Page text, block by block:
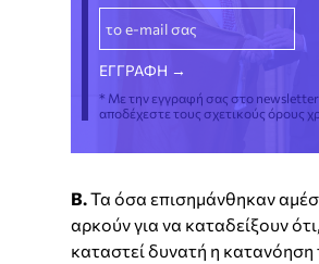
* Με την εγγραφή σας στο newsletter
αποδέχεστε τους σχετικούς όρους
Β. Τα όσα επισημάνθηκαν
αρκούν για να καταδείξουν
καταστεί δυνατή η κατανόηση